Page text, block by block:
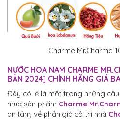
Charme Mr.Charme
NƯỚC HOA NAM CHARME
BẢN 2024] CHÍNH HÃNG GIÁ
Đây có lẻ là một trong những
mua sản phẩm Charme
an tâm, về phần giá cả thì nhà